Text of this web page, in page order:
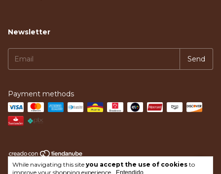
While navigating this site you accept the use of cookies to
improve your shopping experience.
Entendido
Newsletter
Payment methods
Copyright Loja do Constelador - 2026. All rights reserved.